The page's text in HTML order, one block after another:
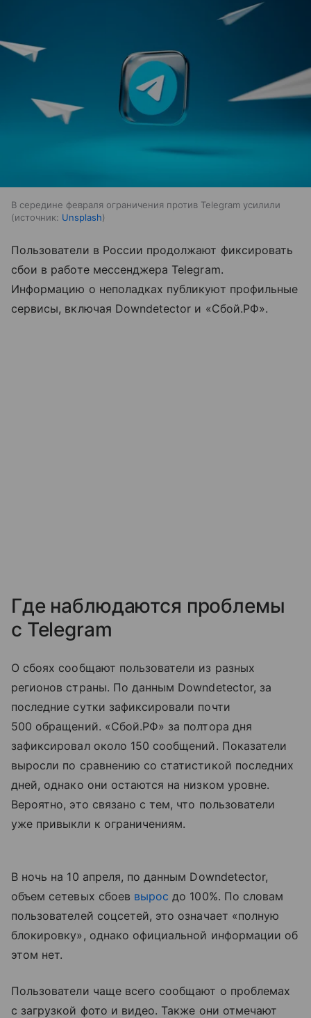
В середине февраля ограничения против Telegram усилили
источник: Unsplash
Пользователи в России продолжают фиксировать
сбои в работе мессенджера Telegram.
Информацию о неполадках публикуют профильные
сервисы, включая Downdetector и «Сбой.РФ».
Где наблюдаются проблемы
с Telegram
О сбоях сообщают пользователи из разных
регионов страны. По данным Downdetector, за
последние сутки зафиксировали почти
500 обращений. «Сбой.РФ» за полтора дня
зафиксировал около 150 сообщений. Показатели
выросли по сравнению со статистикой последних
дней, однако они остаются на низком уровне.
Вероятно, это связано с тем, что пользователи
уже привыкли к ограничениям.
В ночь на 10 апреля, по данным Downdetector,
объем сетевых сбоев вырос до 100%. По словам
пользователей соцсетей, это означает «полную
блокировку», однако официальной информации об
этом нет.
Пользователи чаще всего сообщают о проблемах
с загрузкой фото и видео. Также они отмечают